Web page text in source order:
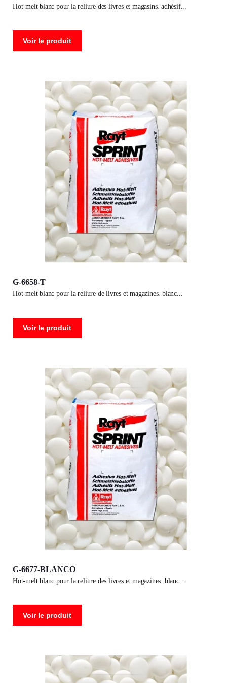
hot-melt blanc pour la reliure des livres et magasins. adhésif
Voir le produit
G-6658-T
hot-melt blanc pour la reliure de livres et magazines. blanc
Voir le produit
G-6677-BLANCO
hot-melt blanc pour la reliure des livres et magazines. blanc
Voir le produit